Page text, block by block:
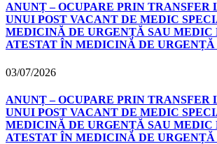
ANUNȚ – OCUPARE PRIN TRANSFER
UNUI POST VACANT DE MEDIC
MEDICINĂ DE URGENȚĂ SAU
ATESTAT ÎN MEDICINĂ DE URGENȚĂ
03/07/2026
ANUNȚ – OCUPARE PRIN TRANSFER
UNUI POST VACANT DE MEDIC
MEDICINĂ DE URGENȚĂ SAU
ATESTAT ÎN MEDICINĂ DE URGENȚĂ